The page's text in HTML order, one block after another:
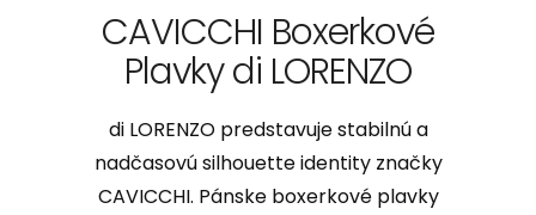
CAVICCHI Boxerkové
Plavky di LORENZO
di LORENZO predstavuje stabilnú a
nadčasovú silhouette identity značky
CAVICCHI. Pánske boxerkové plavky